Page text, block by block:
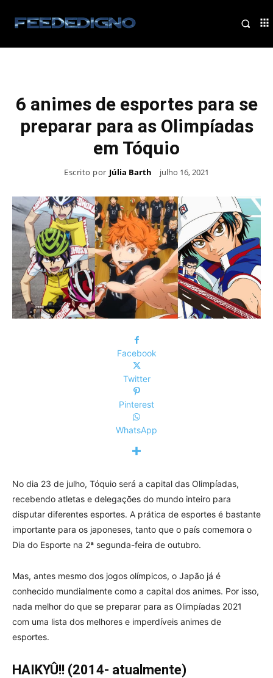
6 animes de esportes para se
preparar para as Olimpíadas
em Tóquio
Escrito por Júlia Barth julho 16, 2021
Facebook
Twitter
Pinterest
WhatsApp
No dia 23 de julho, Tóquio será a capital das Olimpíadas,
recebendo atletas e delegações do mundo inteiro para
disputar diferentes esportes. A prática de esportes é bastante
importante para os japoneses, tanto que o país comemora o
Dia do Esporte na 2ª segunda-feira de outubro.
Mas, antes mesmo dos jogos olímpicos, o Japão já é
conhecido mundialmente como a capital dos animes. Por isso,
nada melhor do que se preparar para as Olimpíadas 2021
com uma lista dos melhores e imperdíveis animes de
esportes.
HAIKYÛ!! (2014- atualmente)